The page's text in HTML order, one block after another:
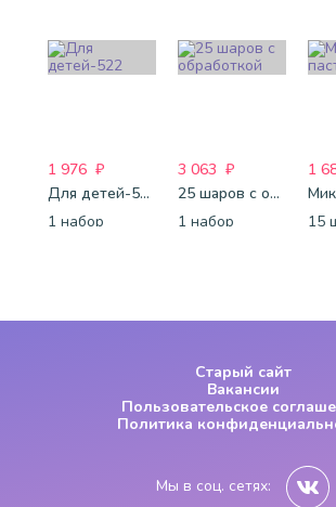
1 976 ₽
Для детей-522
1 набор
3 063 ₽
25 шаров с обработкой
1 набор
1
15
Старый сайт
Вакансии
Пользовательское
Политика
Мы в соц. сетях: